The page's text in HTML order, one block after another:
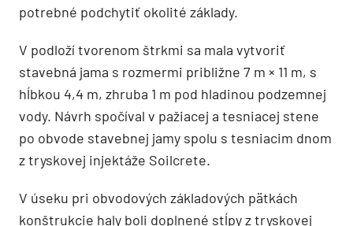
potrebné podchytiť okolité základy.
V podloží tvorenom štrkmi sa mala vytvoriť
stavebná jama s rozmermi približne 7 m × 11 m, s
hĺbkou 4,4 m, zhruba 1 m pod hladinou podzemnej
vody. Návrh spočíval v pažiacej a tesniacej stene
po obvode stavebnej jamy spolu s tesniacim dnom
z tryskovej injektáže Soilcrete.
V úseku pri obvodových základových pätkách
konštrukcie haly boli doplnené stĺpy z tryskovej